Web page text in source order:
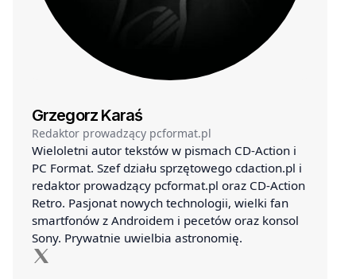
Grzegorz Karaś
Redaktor prowadzący pcformat.pl
Wieloletni autor tekstów w pismach CD-Action i
PC Format. Szef działu sprzętowego cdaction.pl i
redaktor prowadzący pcformat.pl oraz CD-Action
Retro. Pasjonat nowych technologii, wielki fan
smartfonów z Androidem i pecetów oraz konsol
Sony. Prywatnie uwielbia astronomię.